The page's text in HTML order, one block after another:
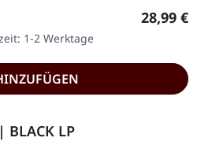
Regulärer
28,99 €
1-2 Werktage
BLACK LP